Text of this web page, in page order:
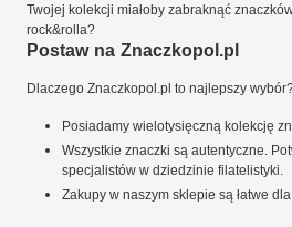
Twojej kolekcji miałoby zabraknąć
rock&rolla?
Postaw na Znaczkopol.pl
Dlaczego Znaczkopol.pl to najlepszy
Posiadamy wielotysięczną kolekcję
Wszystkie znaczki są autentyczne.
specjalistów w dziedzinie filatelistyki.
Zakupy w naszym sklepie są łatwe